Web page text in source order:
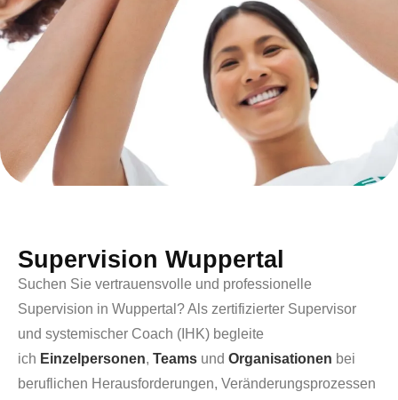
Supervision Wuppertal
Suchen Sie vertrauensvolle und professionelle
Supervision in Wuppertal? Als zertifizierter Supervisor
und systemischer Coach (IHK) begleite
ich Einzelpersonen, Teams und Organisationen bei
beruflichen Herausforderungen, Veränderungsprozessen